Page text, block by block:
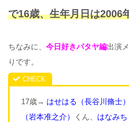
で16歳、生年月日は2006
ちなみに、 今日好きパタヤ編出演
りです。
17歳→ はせはる （長谷川脩士）
（岩本准之介） くん、 はなみち